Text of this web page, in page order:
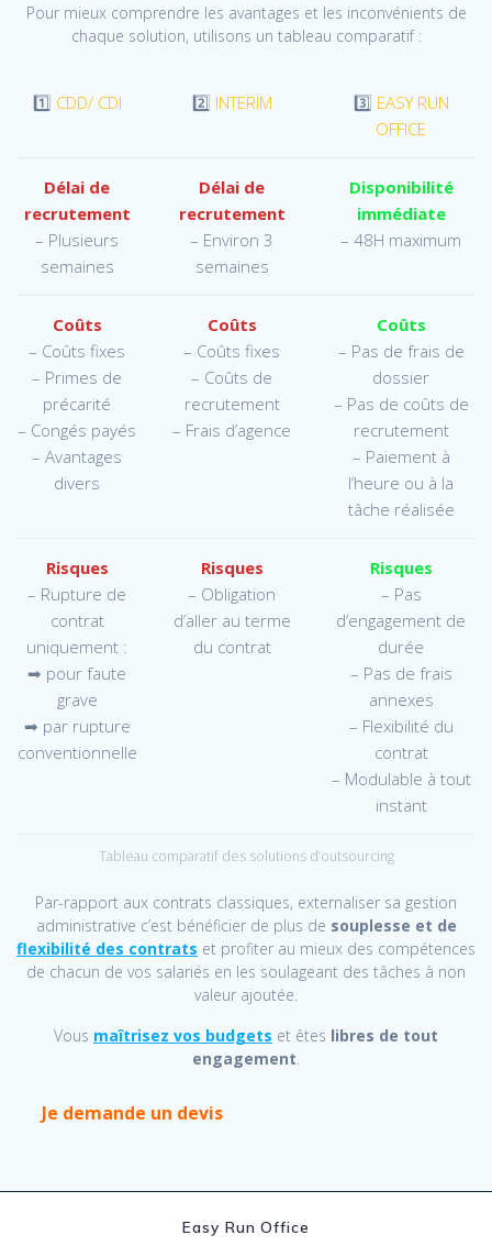
Pour mieux comprendre les avantages et les inconvénients de
chaque solution, utilisons un tableau comparatif :
1️⃣ CDD/ CDI 2️⃣ INTERIM 3️⃣ EASY RUN
OFFICE
Délai de
recrutement
– Plusieurs
semaines
Délai de
recrutement
– Environ 3
semaines
Disponibilité
immédiate
– 48H maximum
Coûts
– Coûts fixes
– Primes de
précarité
– Congés payés
– Avantages
divers
Coûts
– Coûts fixes
– Coûts de
recrutement
– Frais d’agence
Coûts
– Pas de frais de
dossier
– Pas de coûts de
recrutement
– Paiement à
l’heure ou à la
tâche réalisée
Risques
– Rupture de
contrat
uniquement :
➡ pour faute
grave
➡ par rupture
conventionnelle
Risques
– Obligation
d’aller au terme
du contrat
Risques
– Pas
d’engagement de
durée
– Pas de frais
annexes
– Flexibilité du
contrat
– Modulable à tout
instant
Tableau comparatif des solutions d’outsourcing
Par-rapport aux contrats classiques, externaliser sa gestion
administrative c’est bénéficier de plus de souplesse et de
flexibilité des contrats et profiter au mieux des compétences
de chacun de vos salariés en les soulageant des tâches à non
valeur ajoutée.
Vous maîtrisez vos budgets et êtes libres de tout
engagement.
Je demande un devis
Easy Run Office